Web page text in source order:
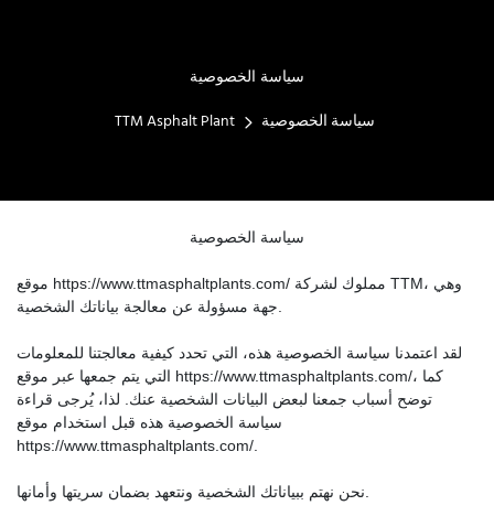
سياسة الخصوصية
TTM Asphalt Plant سياسة الخصوصية
سياسة الخصوصية
موقع https://www.ttmasphaltplants.com/ مملوك لشركة TTM، وهي
لقد اعتمدنا سياسة الخصوصية هذه، التي تحدد كيفية معالجتنا للمعلومات
التي يتم جمعها عبر موقع https://www.ttmasphaltplants.com/، كما
توضح أسباب جمعنا لبعض البيانات الشخصية عنك. لذا، يُرجى قراءة
سياسة الخصوصية هذه قبل استخدام موقع
https://www.ttmasphaltplants.com/.